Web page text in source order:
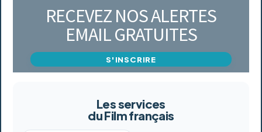
RECEVEZ NOS ALERTES
EMAIL GRATUITES
S'INSCRIRE
Les services
du Film français